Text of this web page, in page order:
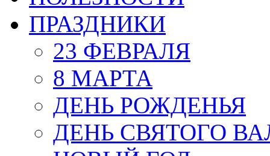
ПРАЗДНИКИ
23 ФЕВРАЛЯ
8 МАРТА
ДЕНЬ РОЖДЕНЬЯ
ДЕНЬ СВЯТОГО